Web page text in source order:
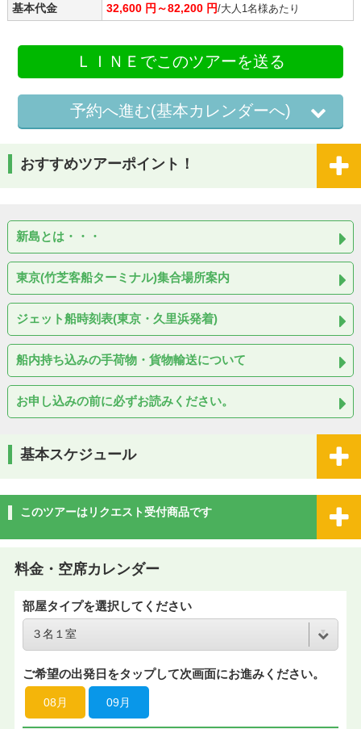
基本代金
32,600 円～82,200 円/大人1名様あたり
ＬＩＮＥでこのツアーを送る
予約へ進む(基本カレンダーへ)
おすすめツアーポイント！
新島とは・・・
東京(竹芝客船ターミナル)集合場所案内
ジェット船時刻表(東京・久里浜発着)
船内持ち込みの手荷物・貨物輸送について
お申し込みの前に必ずお読みください。
基本スケジュール
このツアーはリクエスト受付商品です
料金・空席カレンダー
部屋タイプを選択してください
ご希望の出発日をタップして次画面にお進みください。
08月 09月